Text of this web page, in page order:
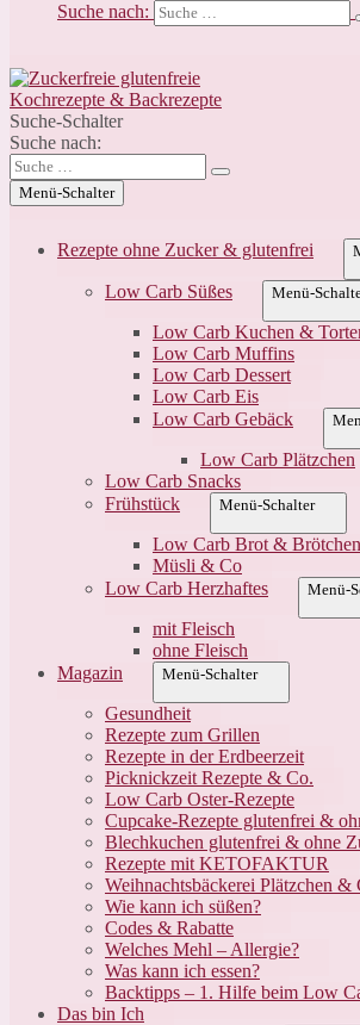
Suche nach:
Suche-Schalter
Suche nach:
Menü-Schalter
Rezepte ohne Zucker & glutenfrei
Low Carb Süßes Menü-
Low Carb Kuchen &
Low Carb Muffins
Low Carb Dessert
Low Carb Eis
Low Carb Gebäck
Low Carb Plätzchen
Low Carb Snacks
Frühstück
Menü-Schalter
Low Carb Brot & Brötchen
Müsli & Co
Low Carb Herzhaftes
Menü-
mit Fleisch
ohne Fleisch
Magazin
Menü-Schalter
Gesundheit
Rezepte zum Grillen
Rezepte in der Erdbeerzeit
Picknickzeit Rezepte & Co.
Low Carb Oster-Rezepte
Cupcake-Rezepte glutenfrei &
Blechkuchen glutenfrei & ohne
Rezepte mit KETOFAKTUR
Weihnachtsbäckerei Plätzchen &
Wie kann ich süßen?
Codes & Rabatte
Welches Mehl – Allergie?
Was kann ich essen?
Backtipps – 1. Hilfe beim Low
Das bin Ich